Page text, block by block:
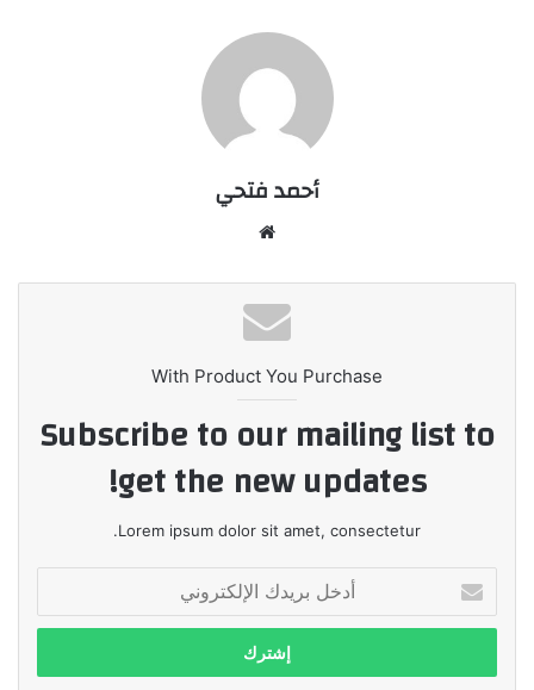
أحمد فتحي
With Product You Purchase
Subscribe to our mailing list to
get the new updates!
Lorem ipsum dolor sit amet, consectetur.
بريدك
الإلكتروني